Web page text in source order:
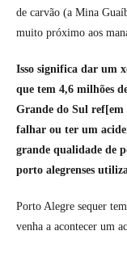
de carvão (a Mina
muito próximo aos
Isso significa dar um
que tem 4,6 milhões
Grande do Sul ref[em
falhar ou ter um
grande qualidade de
porto alegrenses
Porto Alegre sequer
venha a acontecer um